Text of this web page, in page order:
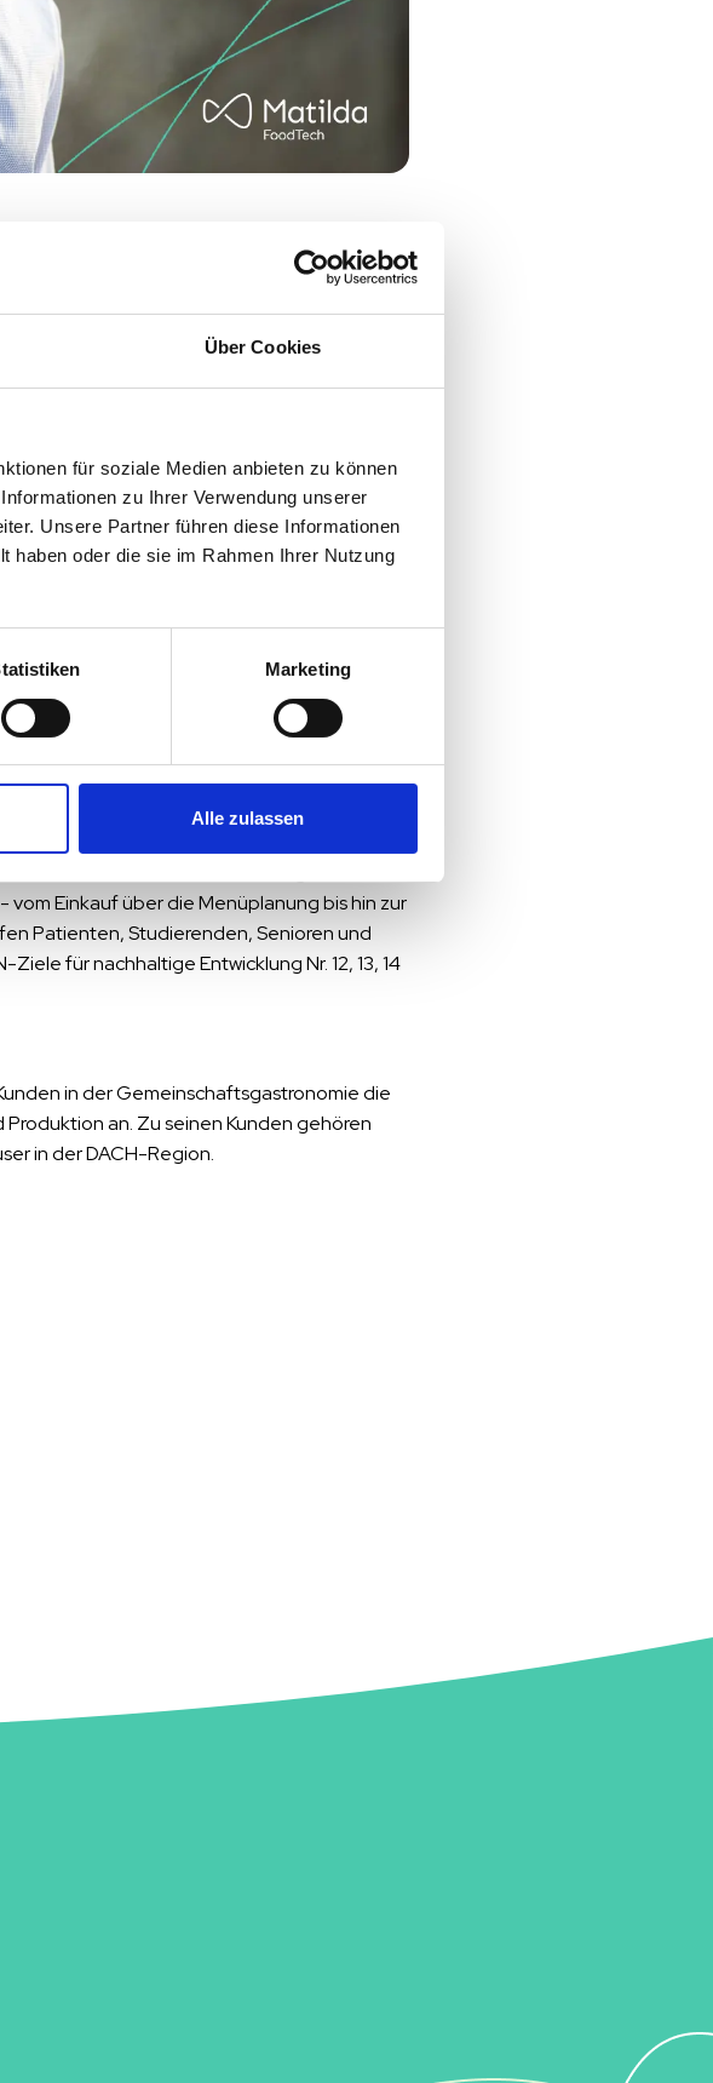
Über Cookies
für soziale Medien anbieten zu können
zu Ihrer Verwendung unserer
Unsere Partner führen diese Informationen
haben oder die sie im Rahmen Ihrer Nutzung
Marketing
Alle zulassen
erfüllen und transparent in Bezug auf
sehr, mit Herrlich & Ramuschkat einen
verfügt über ein erfahrenes Team und eine
für die
Betriebsrestaurants, Contract Caterer,
Geschäftsführer von Herrlich &
Palette von Lösungen für die
bedienen, die nun Teil der Matilda Food
Einkauf über die Menüplanung bis hin zur
Patienten, Studierenden, Senioren und
für nachhaltige Entwicklung Nr. 12, 13, 14
in der Gemeinschaftsgastronomie die
an. Zu seinen Kunden gehören
in der DACH-Region.